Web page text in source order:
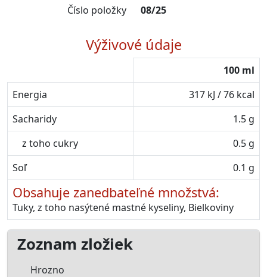
Číslo položky
08/25
Výživové údaje
100 ml
Energia
317 kJ / 76 kcal
Sacharidy
1.5 g
z toho cukry
0.5 g
Soľ
0.1 g
Obsahuje zanedbateľné množstvá:
Tuky, z toho nasýtené mastné kyseliny, Bielkoviny
Zoznam zložiek
Hrozno